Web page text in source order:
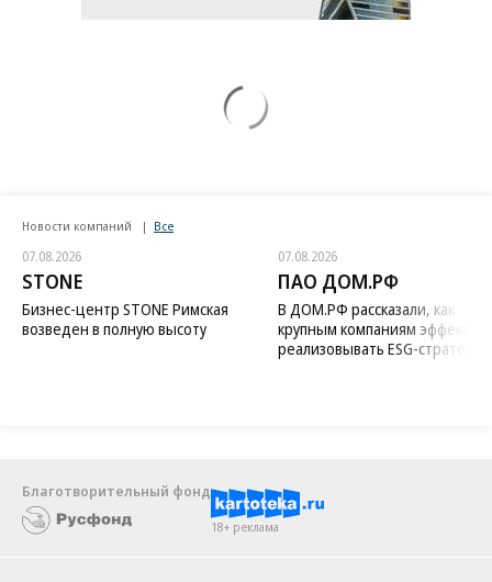
Новости компаний Все
07.08.2026
STONE
Бизнес-центр STONE Римская
возведен в полную высоту
07.08.2026
ПАО ДОМ.РФ
В ДОМ.РФ рассказали, как
крупным компаниям
реализовывать ESG-стратегию
Благотворительный фонд
18+ реклама